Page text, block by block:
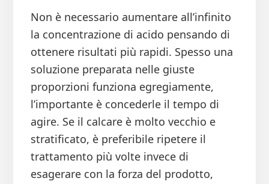
Non è necessario aumentare all’infinito
la concentrazione di acido pensando di
ottenere risultati più rapidi. Spesso una
soluzione preparata nelle giuste
proporzioni funziona egregiamente,
l’importante è concederle il tempo di
agire. Se il calcare è molto vecchio e
stratificato, è preferibile ripetere il
trattamento più volte invece di
esagerare con la forza del prodotto,